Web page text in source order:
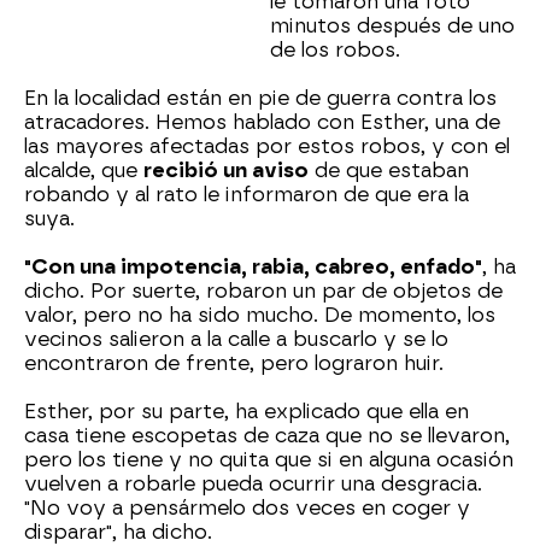
minutos después de uno
de los robos.
En la localidad están en pie de guerra contra los
atracadores. Hemos hablado con Esther, una de
las mayores afectadas por estos robos, y con el
alcalde, que recibió un aviso de que estaban
robando y al rato le informaron de que era la
suya.
"Con una impotencia, rabia, cabreo, enfado", ha
dicho. Por suerte, robaron un par de objetos de
valor, pero no ha sido mucho. De momento, los
vecinos salieron a la calle a buscarlo y se lo
encontraron de frente, pero lograron huir.
Esther, por su parte, ha explicado que ella en
casa tiene escopetas de caza que no se llevaron,
pero los tiene y no quita que si en alguna ocasión
vuelven a robarle pueda ocurrir una desgracia.
"No voy a pensármelo dos veces en coger y
disparar", ha dicho.